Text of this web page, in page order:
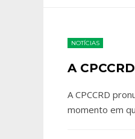
NOTÍCIAS
A
A CPCCRD
momento em